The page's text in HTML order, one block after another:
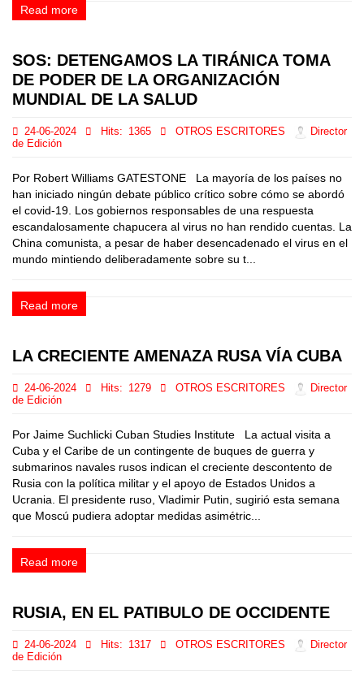
Read more
SOS: DETENGAMOS LA TIRÁNICA TOMA
DE PODER DE LA ORGANIZACIÓN
MUNDIAL DE LA SALUD
24-06-2024 Hits: 1365 OTROS ESCRITORES
Director
de Edición
Por Robert Williams GATESTONE La mayoría de los países no
han iniciado ningún debate público crítico sobre cómo se abordó
el covid-19. Los gobiernos responsables de una respuesta
escandalosamente chapucera al virus no han rendido cuentas. La
China comunista, a pesar de haber desencadenado el virus en el
mundo mintiendo deliberadamente sobre su t...
Read more
LA CRECIENTE AMENAZA RUSA VÍA CUBA
24-06-2024 Hits: 1279 OTROS ESCRITORES
Director
de Edición
Por Jaime Suchlicki Cuban Studies Institute La actual visita a
Cuba y el Caribe de un contingente de buques de guerra y
submarinos navales rusos indican el creciente descontento de
Rusia con la política militar y el apoyo de Estados Unidos a
Ucrania. El presidente ruso, Vladimir Putin, sugirió esta semana
que Moscú pudiera adoptar medidas asimétric...
Read more
RUSIA, EN EL PATIBULO DE OCCIDENTE
24-06-2024 Hits: 1317 OTROS ESCRITORES
Director
de Edición